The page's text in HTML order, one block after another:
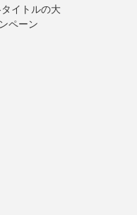
イトルの大
ペーン